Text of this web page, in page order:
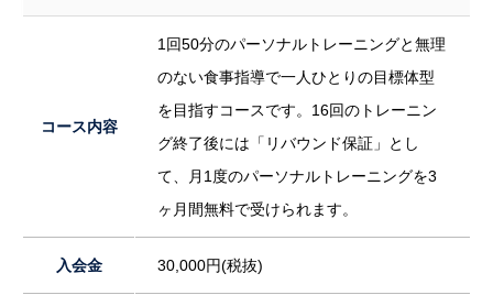
コース内容
1回50分のパーソナルトレーニングと無理
のない食事指導で一人ひとりの目標体型
を目指すコースです。16回のトレーニン
グ終了後には「リバウンド保証」とし
て、月1度のパーソナルトレーニングを3
ヶ月間無料で受けられます。
入会金 30,000円(税抜)